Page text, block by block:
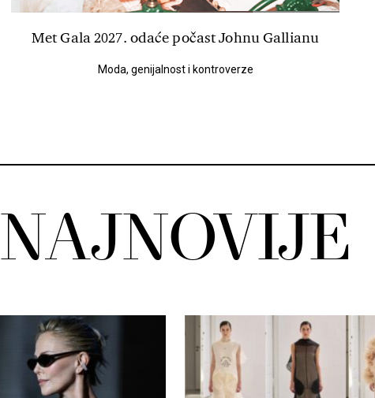
Met Gala 2027. odaće počast Johnu Gallianu
Moda, genijalnost i kontroverze
NAJNOVIJE